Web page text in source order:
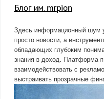
Блог им. mrpion
Здесь информационный шум
просто новости, а
обладающих глубоким
знания в доход. Платформа
взаимодействовать с
выстраивать прозрачные